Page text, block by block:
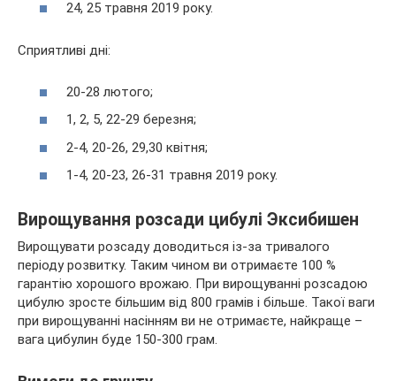
24, 25 травня 2019 року.
Сприятливі дні:
20-28 лютого;
1, 2, 5, 22-29 березня;
2-4, 20-26, 29,30 квітня;
1-4, 20-23, 26-31 травня 2019 року.
Вирощування розсади цибулі Эксибишен
Вирощувати розсаду доводиться із-за тривалого
періоду розвитку. Таким чином ви отримаєте 100 %
гарантію хорошого врожаю. При вирощуванні розсадою
цибулю зросте більшим від 800 грамів і більше. Такої ваги
при вирощуванні насінням ви не отримаєте, найкраще –
вага цибулин буде 150-300 грам.